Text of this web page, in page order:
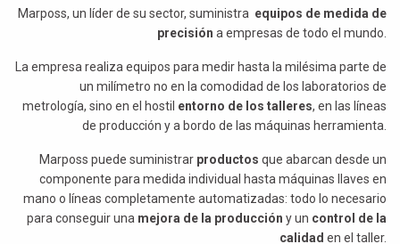
Marposs, un líder de su sector, suministra equipos de medida de
precisión a empresas de todo el mundo.
La empresa realiza equipos para medir hasta la milésima parte de
un milímetro no en la comodidad de los laboratorios de
metrología, sino en el hostil entorno de los talleres, en las líneas
de producción y a bordo de las máquinas herramienta.
Marposs puede suministrar productos que abarcan desde un
componente para medida individual hasta máquinas llaves en
mano o líneas completamente automatizadas: todo lo necesario
para conseguir una mejora de la producción y un control de la
calidad en el taller.